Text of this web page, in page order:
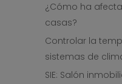
¿Cómo ha
casas?
Controlar la
sistemas de
SIE: Salón